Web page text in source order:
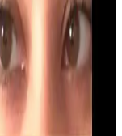
farklı fırça tipleriyle
seçenekler ve
Özellikleri